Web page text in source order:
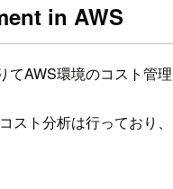
in AWS
てAWS環境のコスト管
スト分析は行っており